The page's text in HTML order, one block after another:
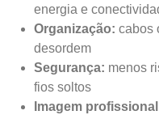
energia e
Organização: cabos
desordem
Segurança: menos
fios soltos
Imagem